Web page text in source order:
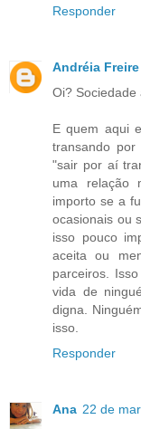
Responder
Andréia Freire
Oi? Sociedade
E quem aqui
transando
"sair por aí
uma relação
importo se a
ocasionais ou
isso pouco
aceita ou
parceiros.
vida de
digna.
isso.
Responder
Ana 22 de